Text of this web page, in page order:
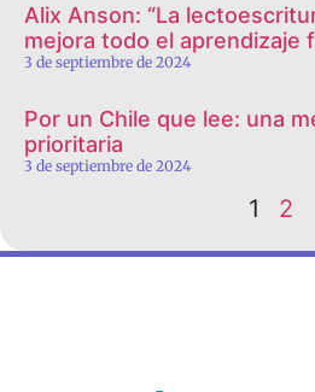
Alix Anson: “La
mejora todo el aprendizaje
3 de septiembre de 2024
Por un Chile que lee: una
prioritaria
3 de septiembre de 2024
1 2